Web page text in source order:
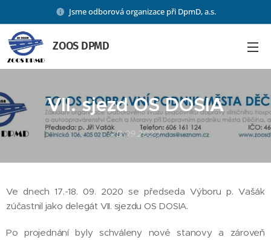
Jsme odborová organizace při DpmD, a.s.
ZOOS DPMD
VII. sjezd OS DOSIA
20.09.2020
Ve dnech 17.-18. 09. 2020 se předseda Výboru p. Vašák
zúčastnil jako delegát VII. sjezdu OS DOSIA.
Po projednání byly schváleny nové stanovy a zároveň